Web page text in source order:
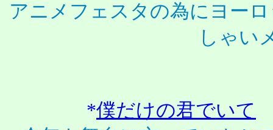
アニメフェスタの為にヨー
しゃい
*僕だけの君でいて